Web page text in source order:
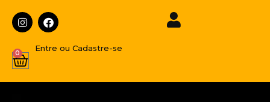
Entre ou Cadastre-se
0